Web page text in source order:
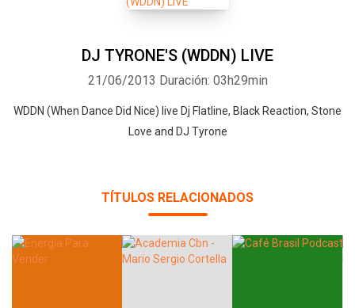
DJ TYRONE'S (WDDN) LIVE
21/06/2013 Duración: 03h29min
WDDN (When Dance Did Nice) live Dj Flatline, Black Reaction, Stone
Love and DJ Tyrone
TÍTULOS RELACIONADOS